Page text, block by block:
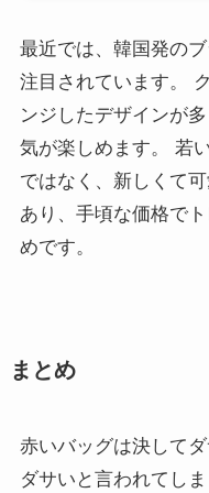
最近では、韓国発の
注目されています。
ンジしたデザインが
気が楽しめます。 若
ではなく、新しくて
あり、手頃な価格で
めです。
まとめ
赤いバッグは決して
ダサいと言われてし